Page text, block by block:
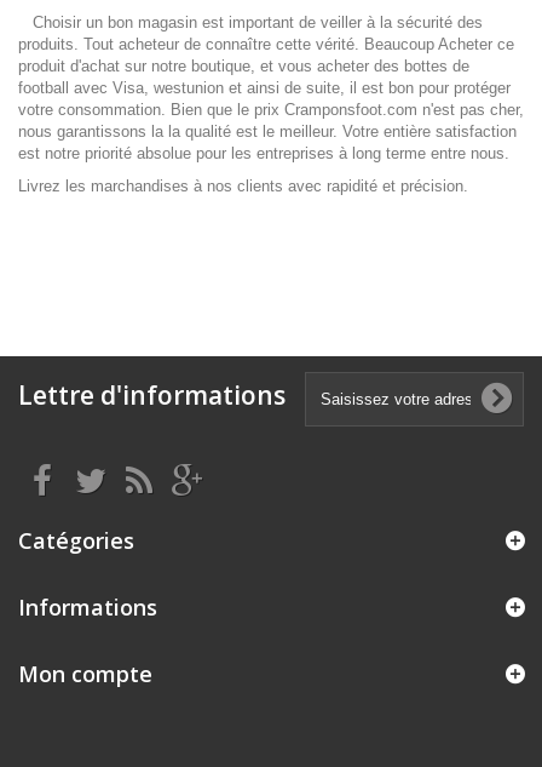
Choisir un bon magasin est important de veiller à la sécurité des
produits. Tout acheteur de connaître cette vérité. Beaucoup Acheter ce
produit d'achat sur notre boutique, et vous acheter des bottes de
football avec Visa, westunion et ainsi de suite, il est bon pour protéger
votre consommation. Bien que le prix Cramponsfoot.com n'est pas cher,
nous garantissons la la qualité est le meilleur. Votre entière satisfaction
est notre priorité absolue pour les entreprises à long terme entre nous.
Livrez les marchandises à nos clients avec rapidité et précision.
Lettre d'informations
Catégories
Informations
Mon compte